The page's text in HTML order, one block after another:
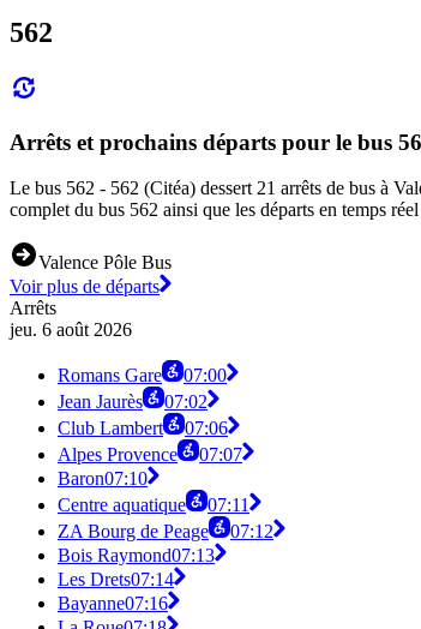
562
Arrêts et prochains départs pour le bus
Le bus 562 - 562 (Citéa) dessert 21 arrêts de bus à
complet du bus 562 ainsi que les départs en temps
Valence Pôle Bus
Voir plus de départs
Arrêts
jeu. 6 août 2026
Romans Gare
07:00
Jean Jaurès
07:02
Club Lambert
07:06
Alpes Provence
07:07
Baron07:10
Centre aquatique
07:11
ZA Bourg de Peage
07:12
Bois Raymond07:13
Les Drets07:14
Bayanne07:16